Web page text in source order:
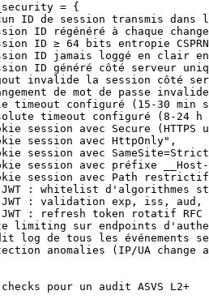
= {
ID de session transmis
ID régénéré à chaque
ID ≥ 64 bits entropie
ID jamais loggé en clair
ID généré côté serveur
invalide la session côté
de mot de passe
timeout configuré (15-30 min
timeout configuré (8-24 h
session avec Secure (HTTPS
session avec HttpOnly" ,
session avec
session avec préfixe
session avec Path
: whitelist d'algorithmes
: validation exp, iss,
: refresh token rotatif RFC
limiting sur endpoints
log de tous les événements
anomalies (IP/UA
pour un audit ASVS L2+